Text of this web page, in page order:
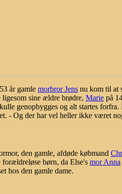
år gamle morbror Jens nu kom til at
sine ældre brødre, Marie på
genopbygges og alt startes
- Og der har vel heller ikke været
den gamle, afdøde købmand
børn, da Else's mor Anna
hos den gamle dame.